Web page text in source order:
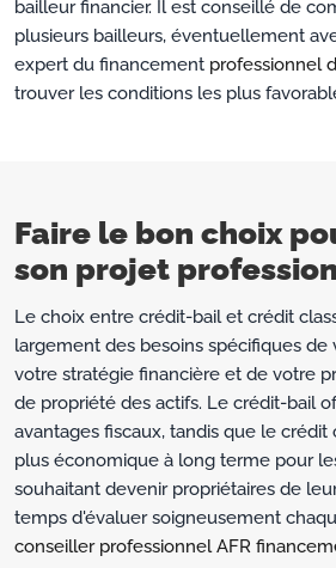
bailleur financier. Il est conseillé de
plusieurs bailleurs, éventuellement
expert du financement professionnel
trouver les conditions les plus
Faire le bon choix
son projet
Le choix entre crédit-bail et crédit
largement des besoins spécifiques de
votre stratégie financière et de votre
de propriété des actifs. Le crédit-bail
avantages fiscaux, tandis que le
plus économique à long terme pour
souhaitant devenir propriétaires de
temps d'évaluer soigneusement
conseiller professionnel AFR